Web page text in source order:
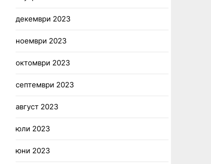
декември 2023
ноември 2023
октомври 2023
септември 2023
август 2023
юли 2023
юни 2023